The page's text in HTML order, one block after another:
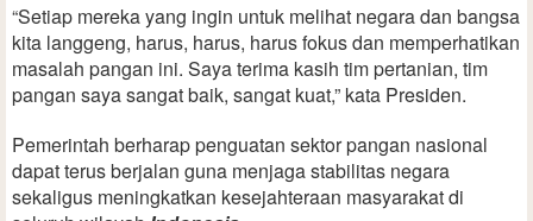
“Setiap mereka yang ingin untuk melihat negara dan bangsa
kita langgeng, harus, harus, harus fokus dan memperhatikan
masalah pangan ini. Saya terima kasih tim pertanian, tim
pangan saya sangat baik, sangat kuat,” kata Presiden.
Pemerintah berharap penguatan sektor pangan nasional
dapat terus berjalan guna menjaga stabilitas negara
sekaligus meningkatkan kesejahteraan masyarakat di